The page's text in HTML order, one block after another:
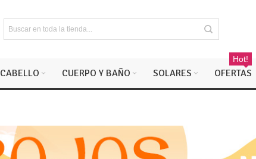
CABELLO CUERPO Y BAÑO SOLARES OFERTAS
Hot!